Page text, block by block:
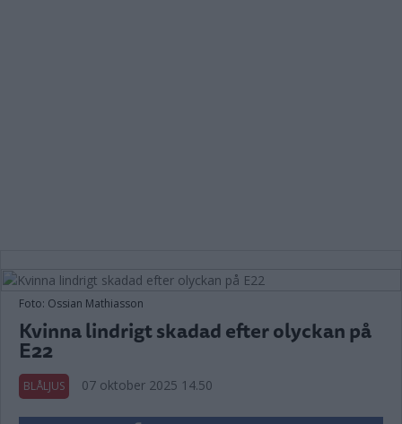
Foto: Ossian Mathiasson
Kvinna lindrigt skadad efter olyckan på
E22
BLÅLJUS 07 oktober 2025 14.50